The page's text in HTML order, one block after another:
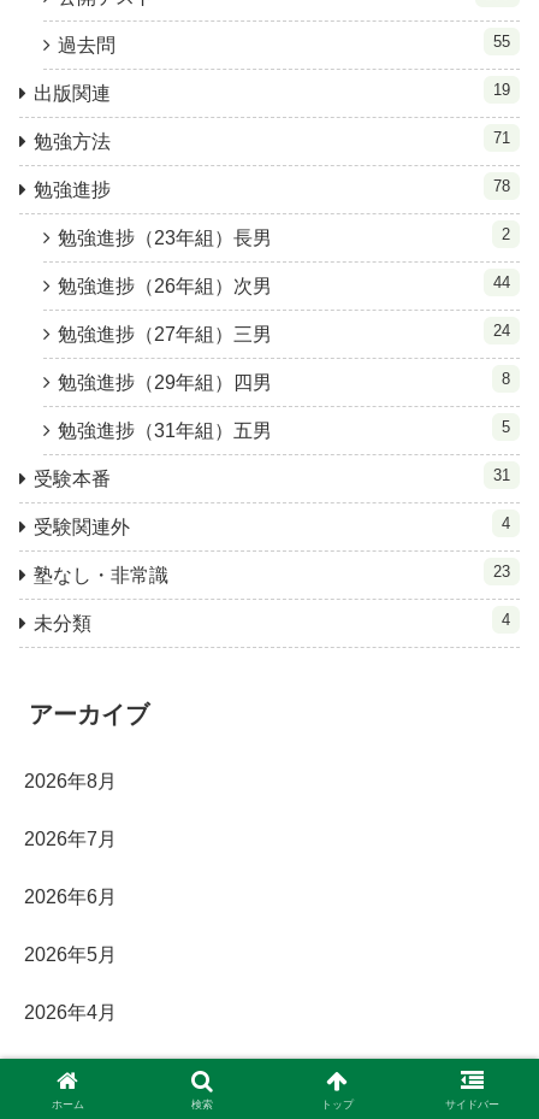
過去問 55
出版関連 19
勉強方法 71
勉強進捗 78
勉強進捗（23年組）長男 2
勉強進捗（26年組）次男 44
勉強進捗（27年組）三男 24
勉強進捗（29年組）四男 8
勉強進捗（31年組）五男 5
受験本番 31
受験関連外 4
塾なし・非常識 23
未分類 4
アーカイブ
2026年8月
2026年7月
2026年6月
2026年5月
2026年4月
2026年3月
ホーム 検索 トップ サイドバー